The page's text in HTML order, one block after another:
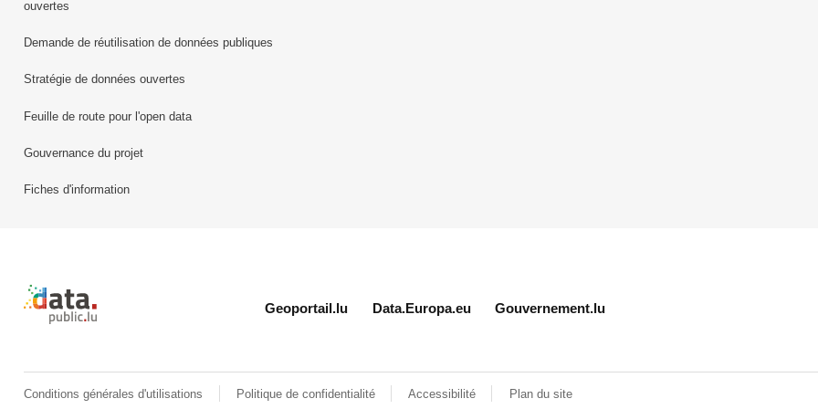
ouvertes
Demande de réutilisation de données publiques
Stratégie de données ouvertes
Feuille de route pour l'open data
Gouvernance du projet
Fiches d'information
Retour à l'accueil de data.public.lu
Geoportail.lu Data.Europa.eu Gouvernement.lu
Conditions générales d'utilisations Politique de confidentialité Accessibilité Plan du site